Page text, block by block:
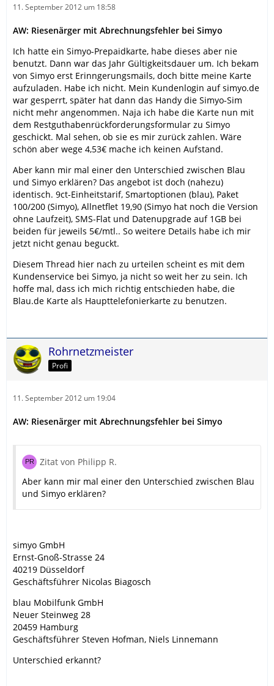
11. September 2012 um 18:58
AW: Riesenärger mit Abrechnungsfehler bei Simyo
Ich hatte ein Simyo-Prepaidkarte, habe dieses aber nie
benutzt. Dann war das Jahr Gültigkeitsdauer um. Ich bekam
von Simyo erst Erinngerungsmails, doch bitte meine Karte
aufzuladen. Habe ich nicht. Mein Kundenlogin auf simyo.de
war gesperrt, später hat dann das Handy die Simyo-Sim
nicht mehr angenommen. Naja ich habe die Karte nun mit
dem Restguthabenrückforderungsformular zu Simyo
geschickt. Mal sehen, ob sie es mir zurück zahlen. Wäre
schön aber wege 4,53€ mache ich keinen Aufstand.
Aber kann mir mal einer den Unterschied zwischen Blau
und Simyo erklären? Das angebot ist doch (nahezu)
identisch. 9ct-Einheitstarif, Smartoptionen (blau), Paket
100/200 (Simyo), Allnetflet 19,90 (Simyo hat noch die Version
ohne Laufzeit), SMS-Flat und Datenupgrade auf 1GB bei
beiden für jeweils 5€/mtl.. So weitere Details habe ich mir
jetzt nicht genau beguckt.
Diesem Thread hier nach zu urteilen scheint es mit dem
Kundenservice bei Simyo, ja nicht so weit her zu sein. Ich
hoffe mal, dass ich mich richtig entschieden habe, die
Blau.de Karte als Haupttelefonierkarte zu benutzen.
Rohrnetzmeister
Profi
11. September 2012 um 19:04
AW: Riesenärger mit Abrechnungsfehler bei Simyo
Zitat von Philipp R.
Aber kann mir mal einer den Unterschied zwischen Blau
und Simyo erklären?
simyo GmbH
Ernst-Gnoß-Strasse 24
40219 Düsseldorf
Geschäftsführer Nicolas Biagosch
blau Mobilfunk GmbH
Neuer Steinweg 28
20459 Hamburg
Geschäftsführer Steven Hofman, Niels Linnemann
Unterschied erkannt?